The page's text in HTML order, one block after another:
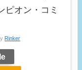
ピオン・コミ
Rinker